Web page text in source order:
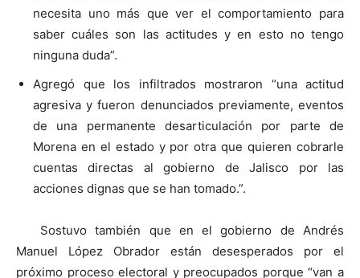
necesita uno más que ver el comportamiento para
saber cuáles son las actitudes y en esto no tengo
ninguna duda”.
Agregó que los infiltrados mostraron “una actitud
agresiva y fueron denunciados previamente, eventos
de una permanente desarticulación por parte de
Morena en el estado y por otra que quieren cobrarle
cuentas directas al gobierno de Jalisco por las
acciones dignas que se han tomado.”.
Sostuvo también que en el gobierno de Andrés
Manuel López Obrador están desesperados por el
próximo proceso electoral y preocupados porque “van a